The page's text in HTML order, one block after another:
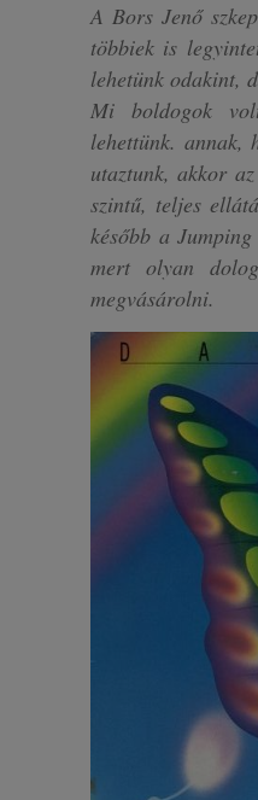
A Bors Jenő
többiek is
lehetünk odakint,
Mi boldogok
lehettünk. annak,
utaztunk, akkor
szintű, teljes
később a
mert olyan
megvásárolni.